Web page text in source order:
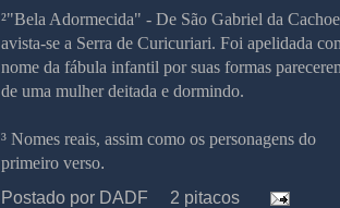
²"Bela Adormecida" - De São Gabriel da
avista-se a Serra de Curicuriari. Foi apelidada
nome da fábula infantil por suas formas
de uma mulher deitada e dormindo.
³ Nomes reais, assim como os personagens do
primeiro verso.
Postado por DADF 2 pitacos